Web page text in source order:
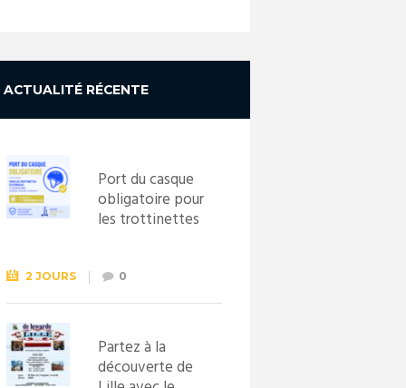
ACTUALITÉ RÉCENTE
Port du casque
obligatoire pour
les trottinettes
septembre
2026
2 JOURS 0
Partez à la
découverte de